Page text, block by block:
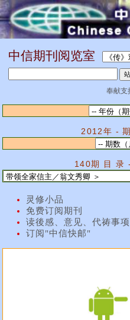
中信期刊阅览室
奉献支
2012年 -
140期 目 录
灵修小品
免费订阅期刊
读後感、意见、代祷事项
订阅"中信快邮"